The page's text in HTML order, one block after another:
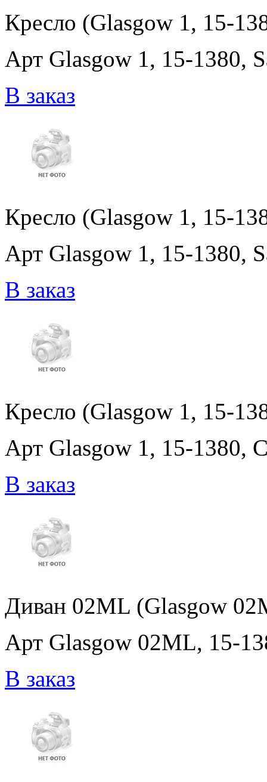
Кресло (Glasgow 1, 15-
Арт Glasgow 1, 15-1380,
В заказ
Кресло (Glasgow 1, 15-
Арт Glasgow 1, 15-1380,
В заказ
Кресло (Glasgow 1, 15-
Арт Glasgow 1, 15-1380,
В заказ
Диван 02ML (Glasgow
Арт Glasgow 02ML, 15-
В заказ